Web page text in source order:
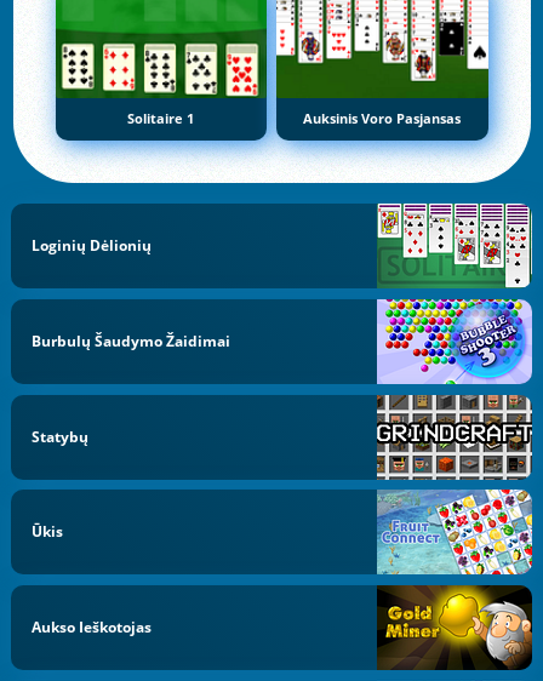
Solitaire 1 Auksinis Voro Pasjansas
Loginių Dėlionių
Burbulų Šaudymo Žaidimai
Statybų
Ūkis
Aukso Ieškotojas